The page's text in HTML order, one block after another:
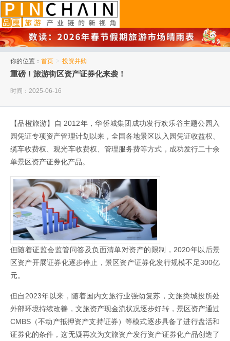
你的位置： 首页 > 投资并购
重磅！旅游街区资产证券化来袭！
时间：2025-06-16
【品橙旅游】自 2012年，华侨城集团成功发行欢乐谷主题公园入
园凭证专项资产管理计划以来，全国各地景区以入园凭证收益权、
缆车收费权、观光车收费权、管理服务费等方式，成功发行二十余
单景区资产证券化产品。
但随着证监会监管问答及负面清单对资产的限制，2020年以后景
区资产开展证券化逐步停止，景区资产证券化发行规模不足300亿
元。
但自2023年以来，随着国内文旅行业强劲复苏，文旅类城投所处
外部环境持续改善，文旅资产现金流状况逐步好转，景区资产通过
CMBS（不动产抵押资产支持证券）等模式逐步具备了进行盘活和
证券化的条件，这无疑再次为文旅资产发行资产证券化产品创造了